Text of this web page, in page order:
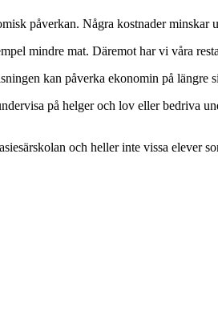
påverkan. Några kostnader minskar
mindre mat. Däremot har vi våra
kan påverka ekonomin på
på helger och lov eller bedriva
och heller inte vissa elever